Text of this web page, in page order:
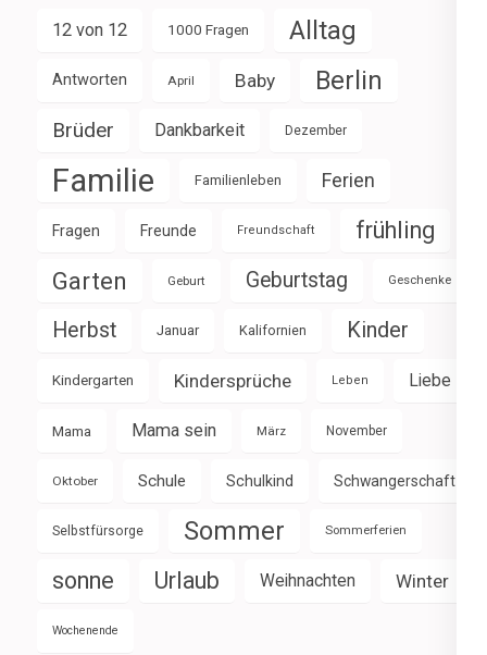
12 von 12 1000 Fragen Alltag
Antworten April Baby Berlin
Brüder Dankbarkeit Dezember
Familie Familienleben Ferien
Fragen Freunde Freundschaft frühling
Garten Geburt Geburtstag Geschenke
Herbst Januar Kalifornien Kinder
Kindergarten Kindersprüche Leben Liebe
Mama Mama sein März November
Oktober Schule Schulkind Schwangerschaft
Selbstfürsorge Sommer Sommerferien
sonne Urlaub Weihnachten Winter
Wochenende